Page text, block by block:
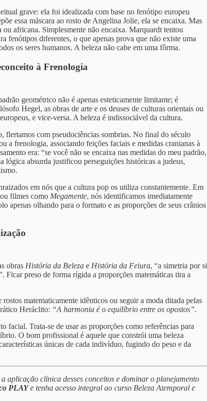
grave: ela foi idealizada com base no fenótipo europeu
essa máscara ao rosto de Angelina Jolie, ela se encaixa. Mas
africana. Simplesmente não encaixa. Marquardt tentou
fenótipos diferentes, o que apenas prova que não existe uma
os seres humanos. A beleza não cabe em uma fôrma.
à Frenologia
geométrico não é apenas esteticamente limitante; é
Hegel, as obras de arte e os deuses de culturas orientais ou
e vice-versa. A beleza é indissociável da cultura.
flertamos com pseudociências sombrias. No final do século
frenologia, associando feições faciais e medidas cranianas à
era: “se você não se encaixa nas medidas do meu padrão,
lógica absurda justificou perseguições históricas a judeus,
em nós que a cultura pop os utiliza constantemente. Em
ou filmes como Megamente, nós identificamos imediatamente
apenas olhando para o formato e as proporções de seus crânios
obras História da Beleza e História da Feiura, “a simetria por si
Ficar preso de forma rígida a proporções matemáticas tira a
matematicamente idênticos ou seguir a moda ditada pelas
Heráclito: “A harmonia é o equilíbrio entre os opostos”.
facial. Trata-se de usar as proporções como referências para
O bom profissional é aquele que constrói uma beleza
únicas de cada indivíduo, fugindo do peso e da
aplicação clínica desses conceitos e dominar o planejamento
PLAYe tenha acesso integral ao curso Beleza Atemporal e